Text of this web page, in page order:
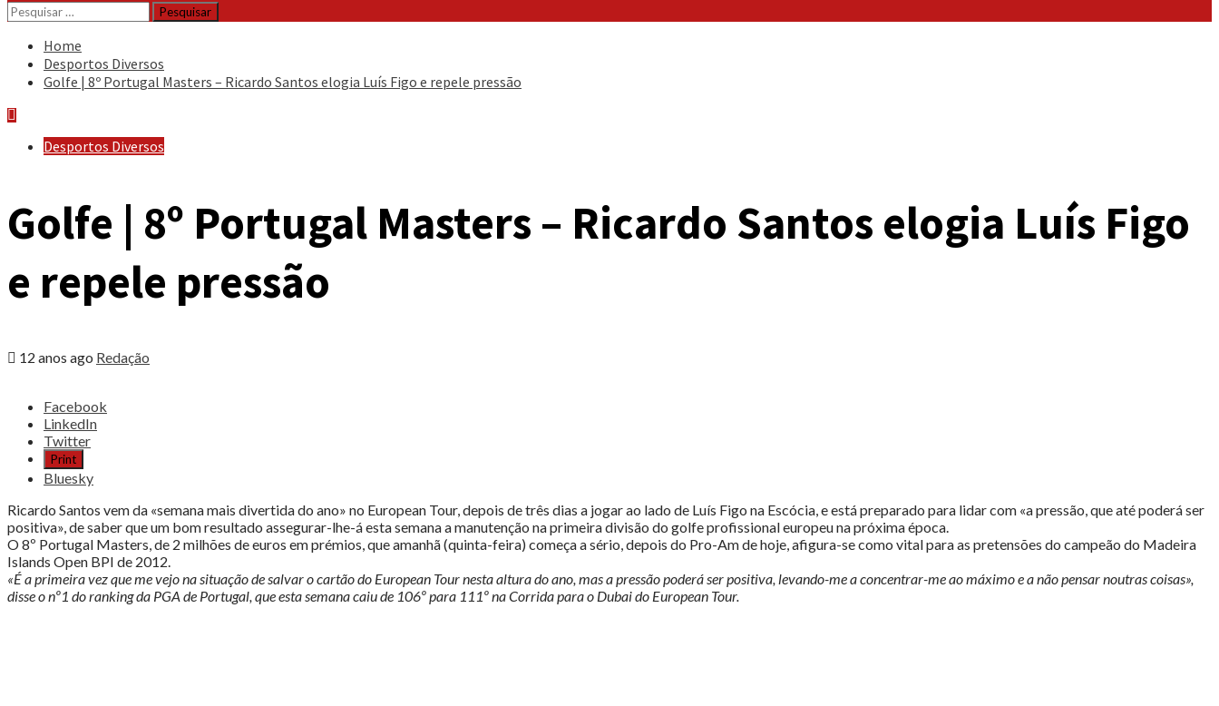
Pesquisar
por:
Home
Desportos Diversos
Golfe | 8º Portugal Masters – Ricardo Santos elogia Luís Figo e repele pressão
Desportos Diversos
Golfe | 8º Portugal Masters – Ricardo Santos elogia Luís Figo
e repele pressão
12 anos ago Redação
Share
post
"Golfe
Portugal
Masters
–
Ricardo
Santos
elogia
Facebook
LinkedIn
Twitter
Print
Bluesky
Ricardo Santos vem da «semana mais divertida do ano» no European Tour, depois de três dias a jogar ao lado de Luís Figo na Escócia, e está preparado para lidar com «a pressão, que até poderá ser
positiva», de saber que um bom resultado assegurar-lhe-á esta semana a manutenção na primeira divisão do golfe profissional europeu na próxima época.
O 8º Portugal Masters, de 2 milhões de euros em prémios, que amanhã (quinta-feira) começa a sério, depois do Pro-Am de hoje, afigura-se como vital para as pretensões do campeão do Madeira
Islands Open BPI de 2012.
«É a primeira vez que me vejo na situação de salvar o cartão do European Tour nesta altura do ano, mas a pressão poderá ser positiva, levando-me a concentrar-me ao máximo e a não pensar noutras coisas»,
disse o nº1 do ranking da PGA de Portugal, que esta semana caiu de 106º para 111º na Corrida para o Dubai do European Tour.